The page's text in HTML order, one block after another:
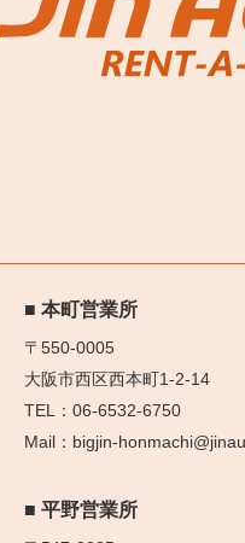
本町営業所
〒550-0005
大阪市西区西本町1-2-14
06-6532-6750
bigjin-
平野営業所